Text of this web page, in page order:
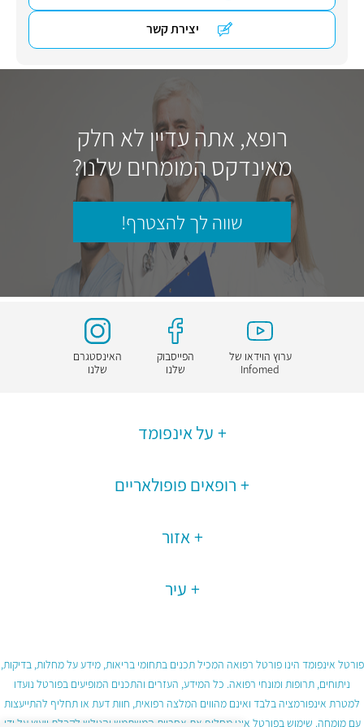
יצירת קשר
רופא, אתה עדיין לא חלק
מאינדקס המומחים שלנו?
שווה לך להצטרף!
ערוץ הוידאו של
Infomed
הפייסבוק
שלנו
האינסטגרם
שלנו
על אינפומד
רופאים פופולאריים
אזור
עיר
פורטל אינפומד הינו פורטל רפואה המכיל תכנים בתחומי בריאות, מידע על מחלות, בדיקות,
ניתוחים, תרופות ומונחי רפואה. כל המידע, העזרים והתכנים המופיעים בפורטל נועדו
למטרת אינפורמציה בלבד ואינם מהווים המלצה רפואית, חוות דעת או תחליף להתייעצות
עם מומחה. שימוש בפורטל אינו מחליף את אחריות המשתמש והגולש לקבלת ייעוץ על ידי